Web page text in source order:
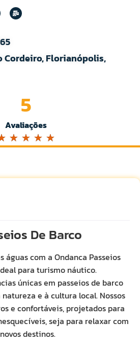
Cordeiro, Florianópolis,
Avaliações
5
☆ ☆ ☆ ☆
De Barco
águas com a Ondanca Passeios
para turismo náutico.
únicas em passeios de barco
e à cultura local. Nossos
e confortáveis, projetados para
seja para relaxar com
destinos.